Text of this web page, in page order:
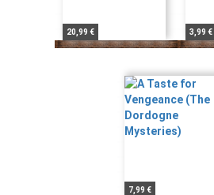
20,99 € 3,99 €
7,99 €